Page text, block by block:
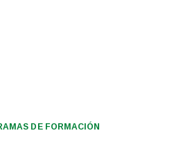
DE FORMACIÓN